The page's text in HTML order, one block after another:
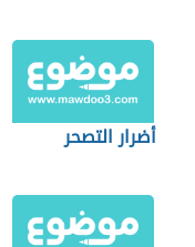
أضرار التصحر